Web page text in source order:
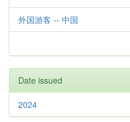
外国游客 -- 中国
Date issued
2024